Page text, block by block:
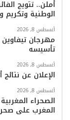
ك
الوطنية
أغسطس 8, 2026
تأسيسه
أغسطس 8, 2026
الإعلان عن
أغسطس 8, 2026
الصحراء
المغرب على